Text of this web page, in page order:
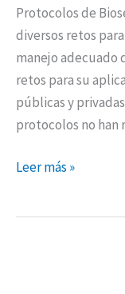
Protocolos de
diversos retos
manejo adecuado
retos para su
públicas y
protocolos no han
Leer más »